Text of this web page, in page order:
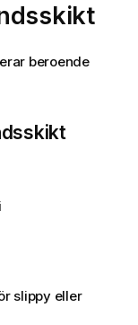
beroende
slippy eller